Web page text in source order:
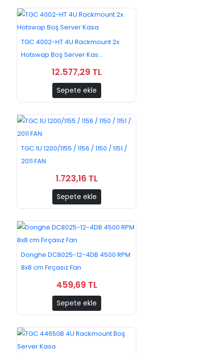
TGC 4002-HT 4U Rackmount 2x
Hotswap Boş Server Kas...
12.577,29 TL
Sepete ekle
TGC 1U 1200/1155 / 1156 / 1150 / 1151 /
2011 FAN
1.723,16 TL
Sepete ekle
Donghe DC8025-12-4DB 4500 RPM
8x8 cm Fırçasız Fan
459,69 TL
Sepete ekle